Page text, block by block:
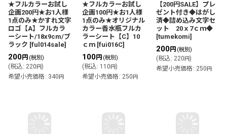
★フルカラーお試し
企画200円★お1人様
1点のみ★かすれ文字
ロゴ【A】フルカラ
ーシート/18x9cm/ブ
ラック [ful014sale]
200円 (税別)
(税込: 220 円)
希望小売価格 : 340 円
★フルカラーお試し
企画100円★お1人様
1点のみ★オリジナル
カラー香水瓶フルカ
ラーシート【C】10
ｃｍ [fui016C]
100円 (税別)
(税込: 110 円)
希望小売価格 : 250 円
【200円SALE】プレ
ゼント付き◆はがし
済◆詰め込み文字セ
ット 20ｘ7ｃｍ◆
[tumekomi]
200円 (税別)
(税込: 220 円)
希望小売価格 : 250 円